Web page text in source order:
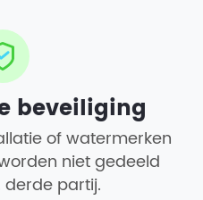
beveiliging
of watermerken
niet gedeeld
partij.